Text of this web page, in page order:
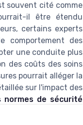
souvent cité comme
il être étendu
certains experts
comportement des
une conduite plus
des coûts des soins
pourrait alléger la
sur l'impact des
normes de sécurité